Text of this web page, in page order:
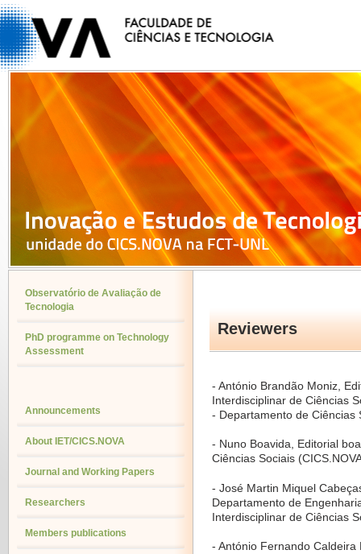
Reviewers
- António Brandão Moniz,
Interdisciplinar de Ciências
- Departamento de Ciências
- Nuno Boavida, Editorial
Ciências Sociais
- José Martin Miquel
Departamento de
Interdisciplinar de Ciências
- António Fernando
Observatório de Avaliação de
Tecnologia
PhD programme on Technology
Assessment
Announcements
About IET/CICS.NOVA
Journal and Working Papers
Researchers
Members publications